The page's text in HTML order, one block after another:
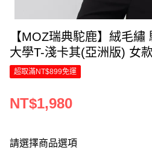
【MOZ瑞典駝鹿】絨毛
大學T-淺卡其(亞洲版) 女款
超取滿NT$899免運
NT$1,980
請選擇商品選項